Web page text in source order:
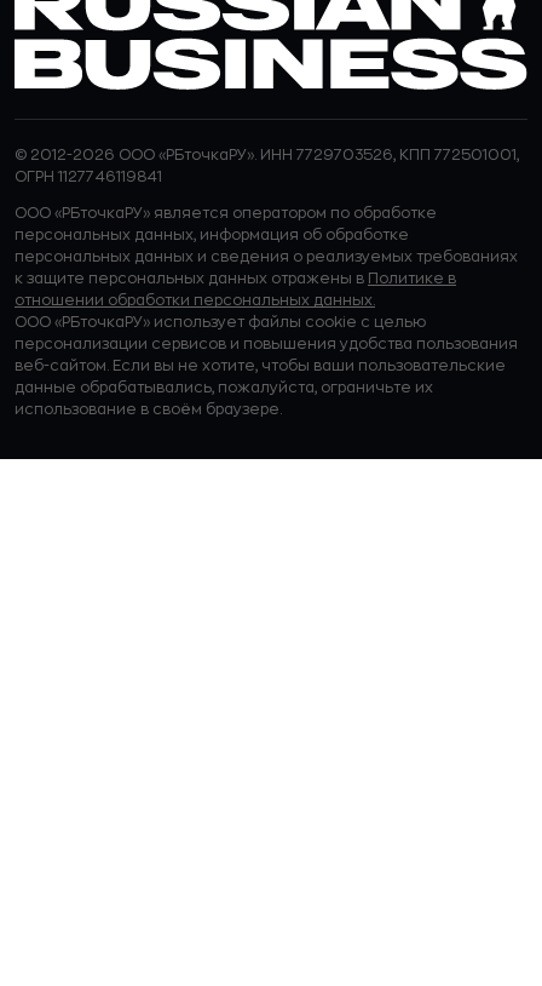
© 2012-2026 ООО «РБточкаРУ». ИНН 7729703526, КПП 772501001,
ОГРН 1127746119841
ООО «РБточкаРУ» является оператором по обработке
персональных данных, информация об обработке
персональных данных и сведения о реализуемых требованиях
к защите персональных данных отражены в Политике в
отношении обработки персональных данных.
ООО «РБточкаРУ» использует файлы cookie с целью
персонализации сервисов и повышения удобства пользования
веб-сайтом. Если вы не хотите, чтобы ваши пользовательские
данные обрабатывались, пожалуйста, ограничьте их
использование в своём браузере.